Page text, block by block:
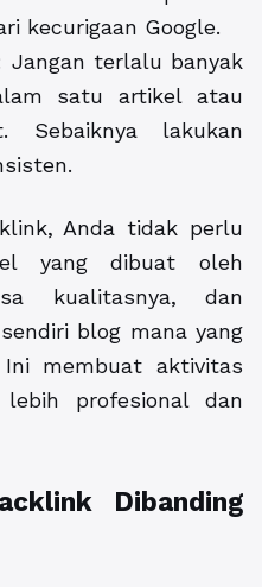
kecurigaan Google.
Jangan terlalu banyak
satu artikel atau
Sebaiknya lakukan
Anda tidak perlu
yang dibuat oleh
kualitasnya, dan
blog mana yang
membuat aktivitas
profesional dan
Dibanding